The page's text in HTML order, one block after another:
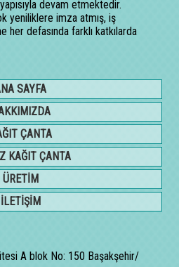
devam etmektedir.
yeniliklere imza atmış, iş
her defasında farklı katkılarda
SAYFA
ÇANTA
KAĞIT ÇANTA
ÜRETİM
İLETİŞİM
A blok No: 150 Başakşehir/